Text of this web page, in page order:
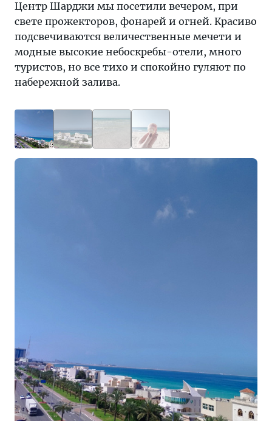
Центр Шарджи мы посетили вечером, при
свете прожекторов, фонарей и огней. Красиво
подсвечиваются величественные мечети и
модные высокие небоскребы-отели, много
туристов, но все тихо и спокойно гуляют по
набережной залива.